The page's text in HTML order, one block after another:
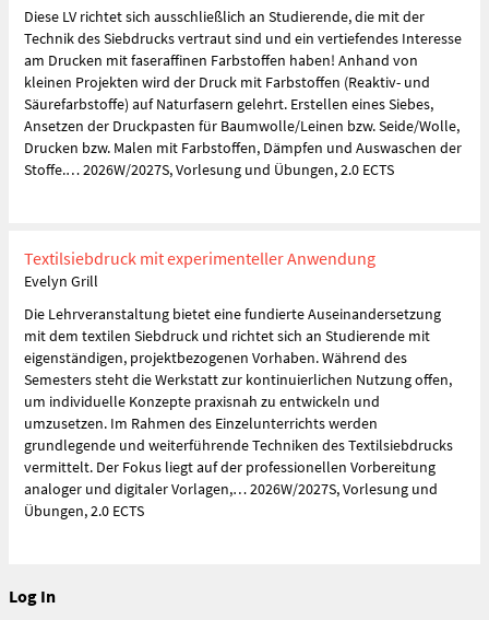
Diese LV richtet sich ausschließlich an Studierende, die mit der
Technik des Siebdrucks vertraut sind und ein vertiefendes Interesse
am Drucken mit faseraffinen Farbstoffen haben! Anhand von
kleinen Projekten wird der Druck mit Farbstoffen (Reaktiv- und
Säurefarbstoffe) auf Naturfasern gelehrt. Erstellen eines Siebes,
Ansetzen der Druckpasten für Baumwolle/Leinen bzw. Seide/Wolle,
Drucken bzw. Malen mit Farbstoffen, Dämpfen und Auswaschen der
Stoffe.… 2026W/2027S, Vorlesung und Übungen, 2.0 ECTS
Textilsiebdruck mit experimenteller Anwendung
Evelyn Grill
Die Lehrveranstaltung bietet eine fundierte Auseinandersetzung
mit dem textilen Siebdruck und richtet sich an Studierende mit
eigenständigen, projektbezogenen Vorhaben. Während des
Semesters steht die Werkstatt zur kontinuierlichen Nutzung offen,
um individuelle Konzepte praxisnah zu entwickeln und
umzusetzen. Im Rahmen des Einzelunterrichts werden
grundlegende und weiterführende Techniken des Textilsiebdrucks
vermittelt. Der Fokus liegt auf der professionellen Vorbereitung
analoger und digitaler Vorlagen,… 2026W/2027S, Vorlesung und
Übungen, 2.0 ECTS
Log In